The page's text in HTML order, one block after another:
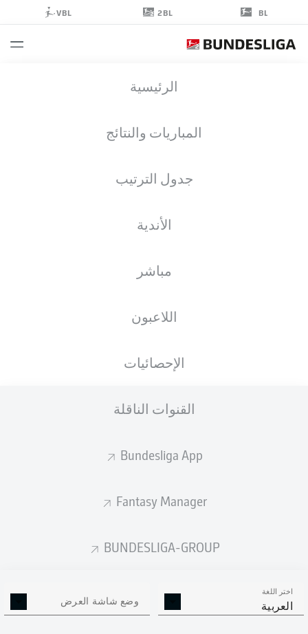
BL
2BL
VBL
الرئيسية
المباريات والنتائج
جدول الترتيب
الأندية
مباشر
اللاعبون
الإحصائيات
القنوات الناقلة
Bundesliga App
Fantasy Manager
BUNDESLIGA-GROUP
اختر اللغة
العربية وضع شاشة العرض
22.11.1998
إحصائيات موسم 2024/2025
الافتكاكات الناجحة